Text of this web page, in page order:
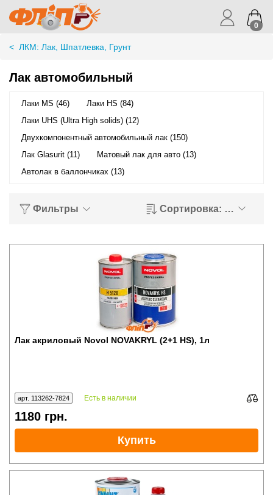
0
< ЛКМ: Лак, Шпатлевка, Грунт
Лак автомобильный
Лаки MS (46)
Лаки HS (84)
Лаки UHS (Ultra High solids) (12)
Двухкомпонентный автомобильный лак (150)
Лак Glasurit (11)
Матовый лак для авто (13)
Автолак в баллончиках (13)
Фильтры Сортировка: Оценка
Лак акриловый Novol NOVAKRYL (2+1 HS), 1л
арт. 113262-7824 Есть в наличии
1180 грн.
Купить